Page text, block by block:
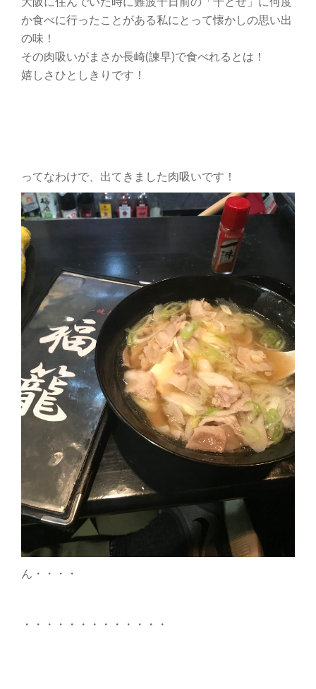
か食べに行ったことがある私にとって懐かしの思い出
の味！
その肉吸いがまさか長崎(諫早)で食べれるとは！
嬉しさひとしきりです！
ってなわけで、出てきました肉吸いです！
ん・・・・
・・・・・・・・・・・・・